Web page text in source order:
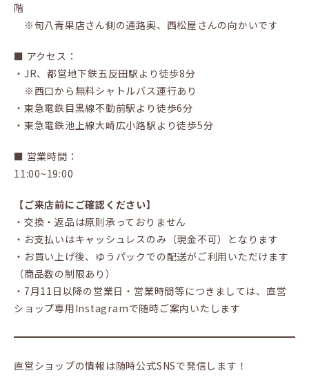
階
※旬八青果店さん側の通路奥、西松屋さんの向かいです
■ アクセス：
・JR、都営地下鉄五反田駅より徒歩8分
※西口から無料シャトルバス運行あり
・東急電鉄目黒線不動前駅より徒歩6分
・東急電鉄池上線大崎広小路駅より徒歩5分
■ 営業時間：
11:00~19:00
【ご来店前にご確認ください】
・交換・返品は原則承っておりません
・お支払いはキャッシュレスのみ（現金不可）となります
・お買い上げ後、ゆうパックでの配送がご利用いただけます
（商品数の制限あり）
・7月11日以降の営業日・営業時間等につきましては、直営
ショップ専用Instagramで随時ご案内いたします
直営ショップの情報は随時公式SNSで発信します！